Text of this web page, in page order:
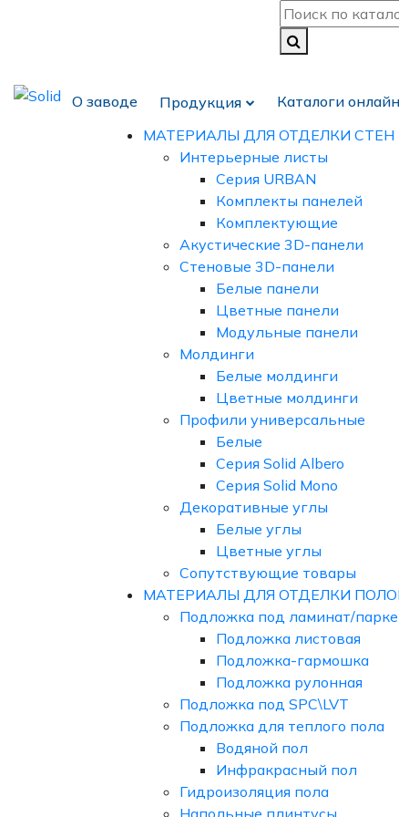
О заводе Продукция Каталоги онлайн
МАТЕРИАЛЫ ДЛЯ ОТДЕЛКИ СТЕН
Интерьерные листы
Серия URBAN
Комплекты панелей
Комплектующие
Акустические 3D-панели
Стеновые 3D-панели
Белые панели
Цветные панели
Модульные панели
Молдинги
Белые молдинги
Цветные молдинги
Профили универсальные
Белые
Серия Solid Albero
Серия Solid Mono
Декоративные углы
Белые углы
Цветные углы
Сопутствующие товары
МАТЕРИАЛЫ ДЛЯ ОТДЕЛКИ
Подложка под ламинат/
Подложка листовая
Подложка-гармошка
Подложка рулонная
Подложка под SPC\LVT
Подложка для теплого пола
Водяной пол
Инфракрасный пол
Гидроизоляция пола
Напольные плинтусы